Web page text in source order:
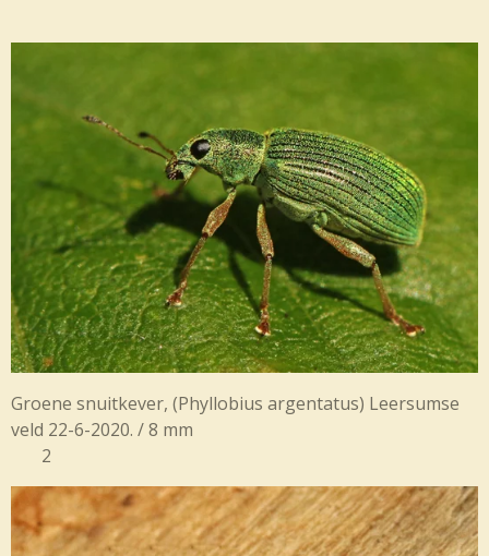
Groene snuitkever, (Phyllobius argentatus) Leersumse
veld 22-6-2020. / 8 mm
2